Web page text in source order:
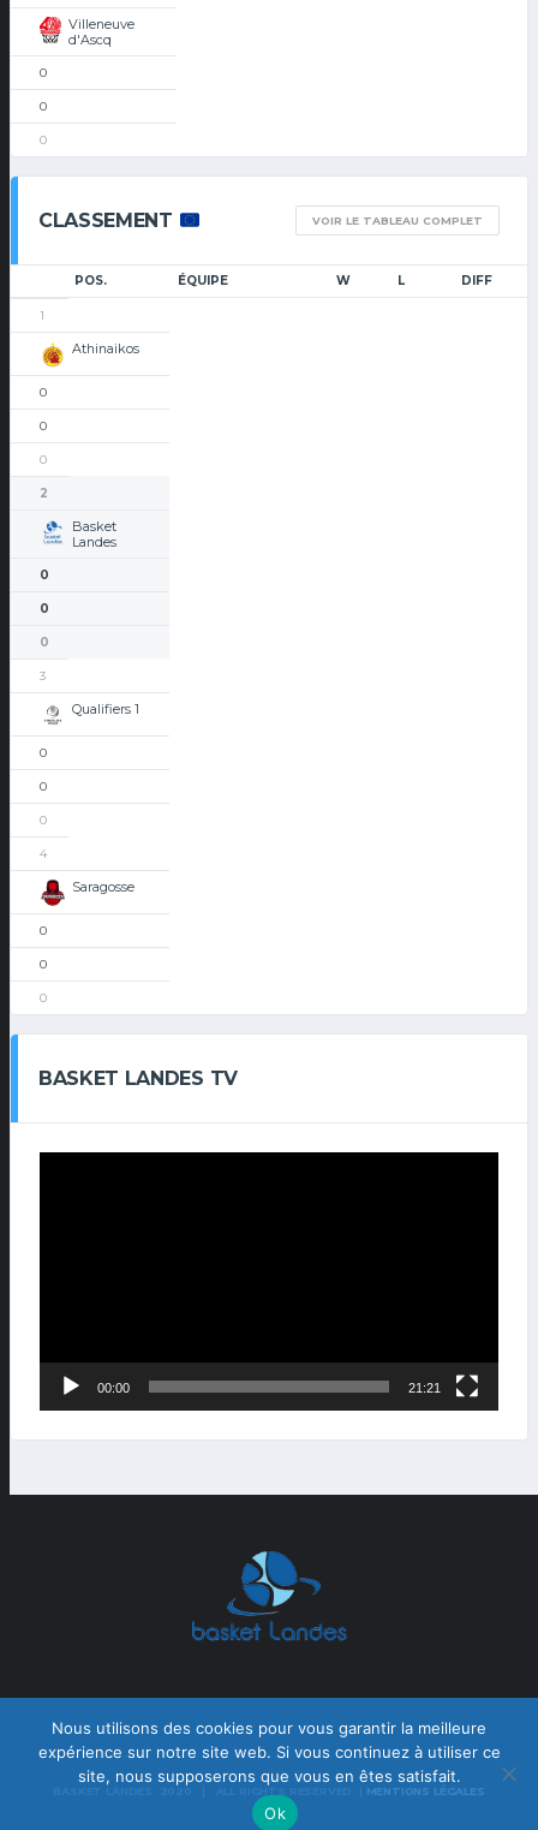
Villeneuve
d'Ascq
0
0
0
CLASSEMENT VOIR LE TABLEAU COMPLET
POS. ÉQUIPE W L DIFF
1
Athinaikos
0
0
0
2
Basket
Landes
0
0
0
3
Qualifiers 1
0
0
0
4
Saragosse
0
0
0
BASKET LANDES TV
00:00 21:21
MENTIONS LÉGALES
Nous utilisons des cookies pour vous garantir la meilleure
expérience sur notre site web. Si vous continuez à utiliser ce
site, nous supposerons que vous en êtes satisfait.
Ok